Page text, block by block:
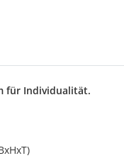
für Individualität.